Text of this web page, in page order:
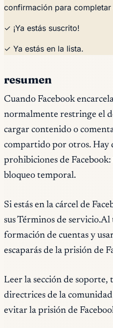
confirmación para
✓ ¡Ya estás suscrito!
✓ Ya estás en la lista.
resumen
Cuando Facebook
normalmente restringe el
cargar contenido o
compartido por otros. Hay
prohibiciones de
bloqueo temporal.
Si estás en la cárcel de
sus Términos de servicio.Al
formación de cuentas y
escaparás de la prisión de
Leer la sección de
directrices de la
evitar la prisión de